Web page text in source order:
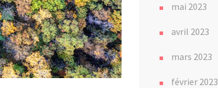
mai 2023
avril 2023
mars 2023
février 2023